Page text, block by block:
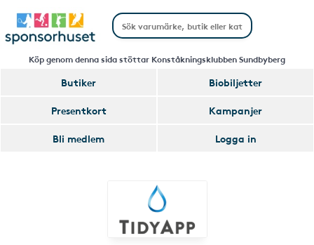
Köp genom denna sida stöttar Konståkningsklubben Sundbyberg
Butiker
Biobiljetter
Presentkort
Kampanjer
Bli medlem
Logga in